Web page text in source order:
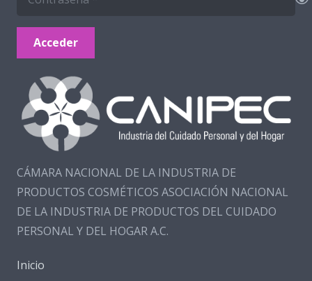
Acceder
CÁMARA NACIONAL DE LA INDUSTRIA DE
PRODUCTOS COSMÉTICOS ASOCIACIÓN NACIONAL
DE LA INDUSTRIA DE PRODUCTOS DEL CUIDADO
PERSONAL Y DEL HOGAR A.C.
Inicio